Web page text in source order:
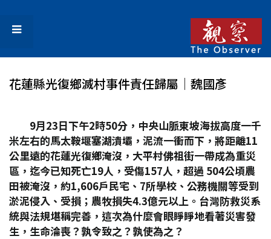
花蓮縣光復鄉滅村事件責任歸屬│魏國彥
9月23日下午2時50分，中央山脈東坡海拔高度一千
米左右的馬太鞍堰塞湖潰壩，泥流一衝而下，將距離11
公里遠的花蓮光復鄉淹沒，大平村佛祖街一帶成為重災
區，迄今已知死亡19人，受傷157人，超過 504公頃農
田被淹沒，約1,606戶民宅、7所學校、公務機關等受到
淤泥侵入、受損；農牧損失4.3億元以上。台灣防救災系
統與法規堪稱完善，這次為什麼會眼睜睜地看著災害發
生，生命淪喪？孰令致之？孰使為之？